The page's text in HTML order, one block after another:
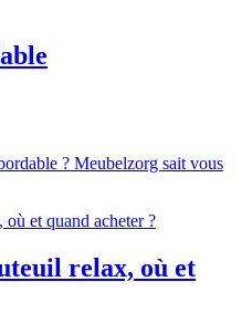
? Meubelzorg sait vous
relax, où et